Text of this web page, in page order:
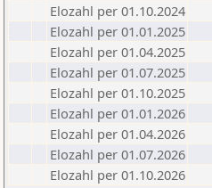
Elozahl per 01.10.2024
Elozahl per 01.01.2025
Elozahl per 01.04.2025
Elozahl per 01.07.2025
Elozahl per 01.10.2025
Elozahl per 01.01.2026
Elozahl per 01.04.2026
Elozahl per 01.07.2026
Elozahl per 01.10.2026